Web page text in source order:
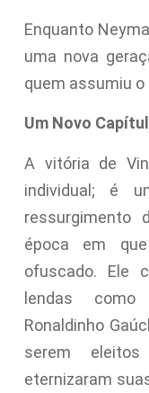
Enquanto
uma nova
quem assumiu
Um Novo
A vitória de
individual; é
ressurgimento
época em
ofuscado. Ele
lendas como
Ronaldinho
serem
eternizaram